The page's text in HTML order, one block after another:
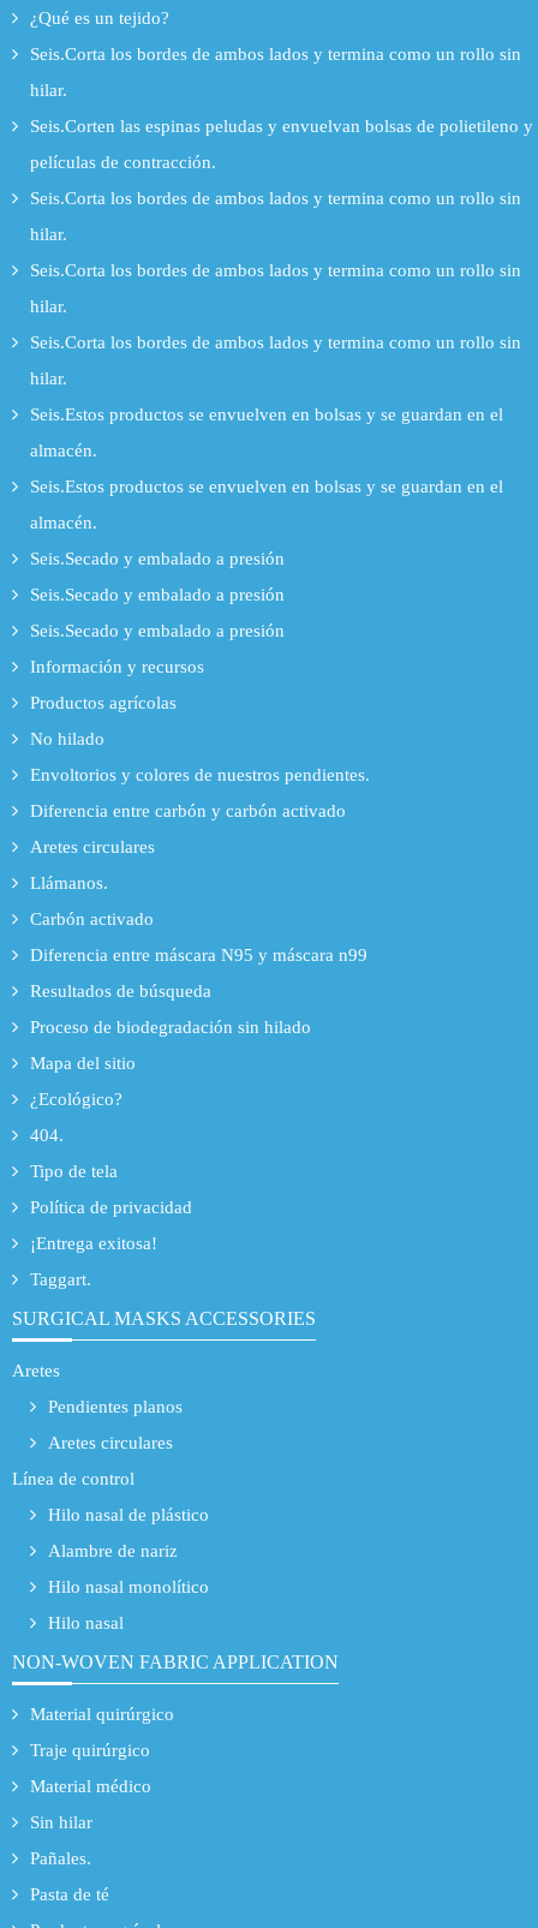
¿Qué es un tejido?
Seis.Corta los bordes de ambos lados y termina como un rollo sin
hilar.
Seis.Corten las espinas peludas y envuelvan bolsas de polietileno y
películas de contracción.
Seis.Corta los bordes de ambos lados y termina como un rollo sin
hilar.
Seis.Corta los bordes de ambos lados y termina como un rollo sin
hilar.
Seis.Corta los bordes de ambos lados y termina como un rollo sin
hilar.
Seis.Estos productos se envuelven en bolsas y se guardan en el
almacén.
Seis.Estos productos se envuelven en bolsas y se guardan en el
almacén.
Seis.Secado y embalado a presión
Seis.Secado y embalado a presión
Seis.Secado y embalado a presión
Información y recursos
Productos agrícolas
No hilado
Envoltorios y colores de nuestros pendientes.
Diferencia entre carbón y carbón activado
Aretes circulares
Llámanos.
Carbón activado
Diferencia entre máscara N95 y máscara n99
Resultados de búsqueda
Proceso de biodegradación sin hilado
Mapa del sitio
¿Ecológico?
404.
Tipo de tela
Política de privacidad
¡Entrega exitosa!
Taggart.
SURGICAL MASKS ACCESSORIES
Aretes
Pendientes planos
Aretes circulares
Línea de control
Hilo nasal de plástico
Alambre de nariz
Hilo nasal monolítico
Hilo nasal
NON-WOVEN FABRIC APPLICATION
Material quirúrgico
Traje quirúrgico
Material médico
Sin hilar
Pañales.
Pasta de té